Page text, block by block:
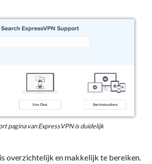
pagina van ExpressVPN is duidelijk
overzichtelijk en makkelijk te bereiken.